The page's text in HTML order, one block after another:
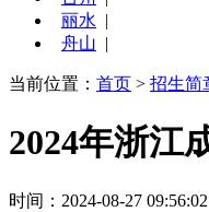
丽水 |
舟山 |
当前位置： 首页 > 招生简
2024年浙江
时间：2024-08-27 09:56:02